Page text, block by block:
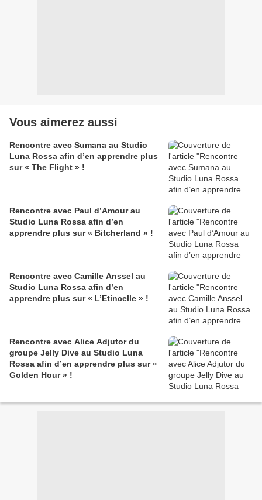
Vous aimerez aussi
Rencontre avec Sumana au Studio
Luna Rossa afin d’en apprendre plus
sur « The Flight » !
Rencontre avec Paul d’Amour au
Studio Luna Rossa afin d’en
apprendre plus sur « Bitcherland » !
Rencontre avec Camille Anssel au
Studio Luna Rossa afin d’en
apprendre plus sur « L’Etincelle » !
Rencontre avec Alice Adjutor du
groupe Jelly Dive au Studio Luna
Rossa afin d’en apprendre plus sur «
Golden Hour » !